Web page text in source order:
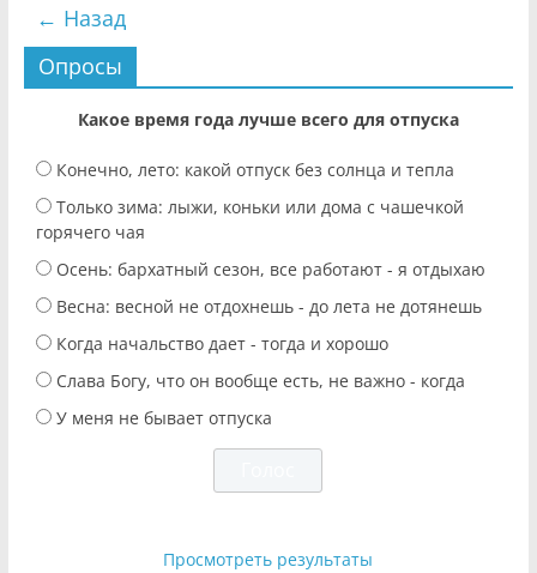
← Назад
Опросы
Какое время года лучше всего для отпуска
Конечно, лето: какой отпуск без солнца и тепла
Только зима: лыжи, коньки или дома с чашечкой
горячего чая
Осень: бархатный сезон, все работают - я отдыхаю
Весна: весной не отдохнешь - до лета не дотянешь
Когда начальство дает - тогда и хорошо
Слава Богу, что он вообще есть, не важно - когда
У меня не бывает отпуска
Просмотреть результаты